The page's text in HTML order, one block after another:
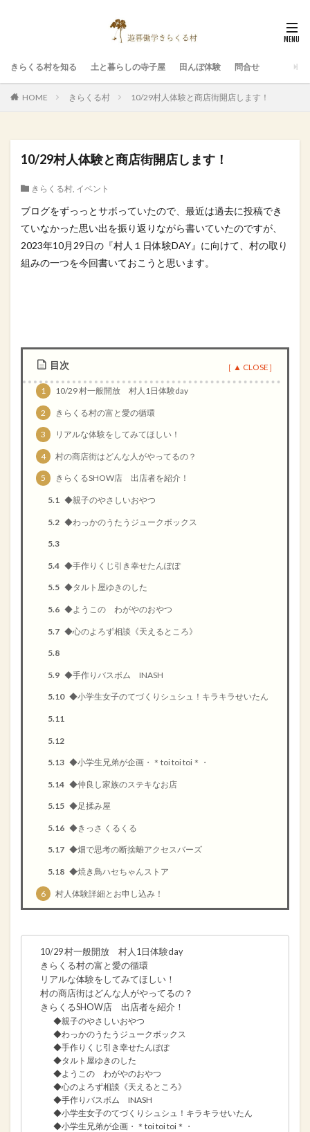
きらくる村を知る 土と暮らしの寺子屋 田んぼ体験 問合せ
HOME きらくる村 10/29村人体験と商店街開店します！
10/29村人体験と商店街開店します！
きらくる村, イベント
ブログをずっっとサボっていたので、最近は過去に投稿でき
ていなかった思い出を振り返りながら書いていたのですが、
2023年10月29日の『村人１日体験DAY』に向けて、村の取り
組みの一つを今回書いておこうと思います。
目次
1 10/29 村一般開放 村人1日体験day
2 きらくる村の富と愛の循環
3 リアルな体験をしてみてほしい！
4 村の商店街はどんな人がやってるの？
5 きらくるSHOW店 出店者を紹介！
5.1 ◆親子のやさしいおやつ
5.2 ◆わっかのうたうジュークボックス
5.3
5.4 ◆手作りくじ引き幸せたんぽぽ
5.5 ◆タルト屋ゆきのした
5.6 ◆ようこの わがやのおやつ
5.7 ◆心のよろず相談《天えるところ》
5.8
5.9 ◆手作りバスボム INASH
5.10 ◆小学生女子のてづくりシュシュ！キラキラせいたん
5.11
5.12
5.13 ◆小学生兄弟が企画・＊toi toi toi＊・
5.14 ◆仲良し家族のステキなお店
5.15 ◆足揉み屋
5.16 ◆きっさ くるくる
5.17 ◆畑で思考の断捨離アクセスバーズ
5.18 ◆焼き鳥ハセちゃんストア
6 村人体験詳細とお申し込み！
10/29 村一般開放 村人1日体験day
きらくる村の富と愛の循環
リアルな体験をしてみてほしい！
村の商店街はどんな人がやってるの？
きらくるSHOW店 出店者を紹介！
◆親子のやさしいおやつ
◆わっかのうたうジュークボックス
◆手作りくじ引き幸せたんぽぽ
◆タルト屋ゆきのした
◆ようこの わがやのおやつ
◆心のよろず相談《天えるところ》
◆手作りバスボム INASH
◆小学生女子のてづくりシュシュ！キラキラせいたん
◆小学生兄弟が企画・＊toi toi toi＊・